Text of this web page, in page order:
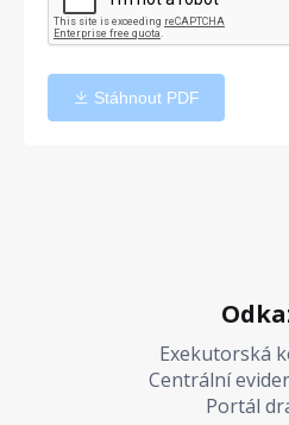
Stáhnout PDF
Exekutorská
Centrální
Portál